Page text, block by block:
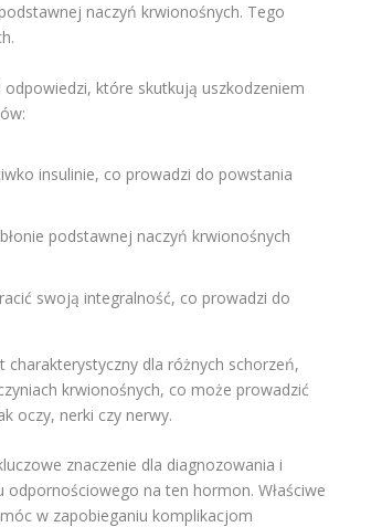
naczyń krwionośnych. Tego
które skutkują uszkodzeniem
insulinie, co prowadzi do powstania
podstawnej naczyń krwionośnych
swoją integralność, co prowadzi do
dla różnych schorzeń,
krwionośnych, co może prowadzić
oczy, nerki czy nerwy.
znaczenie dla diagnozowania i
odpornościowego na ten hormon. Właściwe
w zapobieganiu komplikacjom